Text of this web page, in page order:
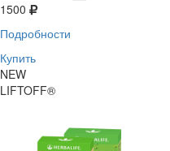
1500
Подробности
Купить
NEW
LIFTOFF®